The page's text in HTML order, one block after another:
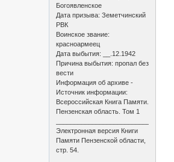
Богоявленское
Дата призыва: Земетчинский
РВК
Воинское звание:
красноармеец
Дата выбытия: __.12.1942
Причина выбытия: пропал без
вести
Информация об архиве -
Источник информации:
Всероссийская Книга Памяти.
Пензенская область. Том 1
Электронная версия Книги
Памяти Пензенской области,
стр. 54.